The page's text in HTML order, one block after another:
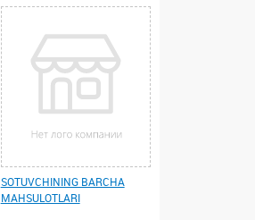
SOTUVCHINING BARCHA
MAHSULOTLARI